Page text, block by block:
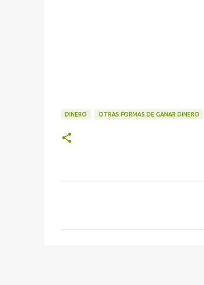
DINERO OTRAS FORMAS DE GANAR DINERO